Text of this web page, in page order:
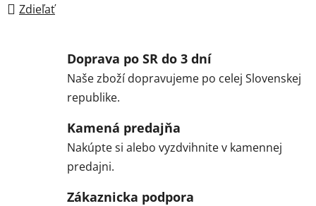
Zdieľať
Doprava po SR do 3 dní
Naše zboží dopravujeme po celej Slovenskej
republike.
Kamená predajňa
Nakúpte si alebo vyzdvihnite v kamennej
predajni.
Zákaznicka podpora